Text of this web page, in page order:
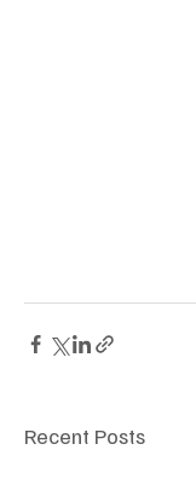
Recent Posts